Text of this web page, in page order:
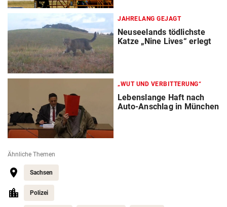
JAHRELANG GEJAGT
Neuseelands tödlichste
Katze „Nine Lives“ erlegt
„WUT UND VERBITTERUNG“
Lebenslange Haft nach
Auto-Anschlag in München
Ähnliche Themen
Sachsen
Polizei